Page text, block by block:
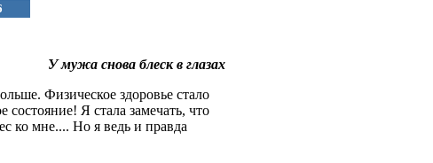
У мужа снова блеск в глазах
Физическое здоровье стало
Я стала замечать, что
ко мне.... Но я ведь и правда